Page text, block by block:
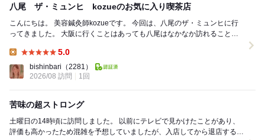
八尾 ザ・ミュンヒ kozueのお気に入り喫茶店
こんにちは。 美容鍼灸師kozueです。 今回は、八尾のザ・ミュンヒに行
ってきました。 大阪に行くことはあっても八尾はなかなか訪れることが
5.0
bishinbari （2281）
2026/08 訪問
1回
苦味の超ストロング
土曜日の14時頃に訪問しました。 以前にテレビで見かけたことがあり、
評価も高かったため混雑を予想していましたが、入店してから退店するま